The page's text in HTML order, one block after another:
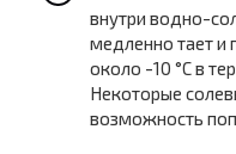
внутри водно-
медленно тает и
около -10 °С в
Некоторые
возможность